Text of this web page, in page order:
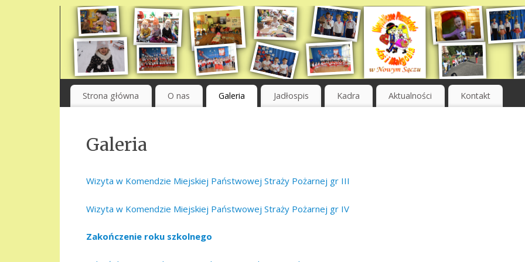
Strona główna O nas Galeria Jadłospis Kadra Aktualności Kontakt
Galeria
Wizyta w Komendzie Miejskiej Państwowej Straży Pożarnej gr III
Wizyta w Komendzie Miejskiej Państwowej Straży Pożarnej gr IV
Zakończenie roku szkolnego